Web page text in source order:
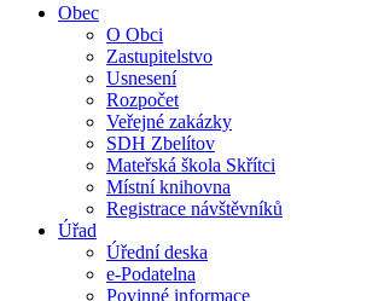
Obec
O Obci
Zastupitelstvo
Usnesení
Rozpočet
Veřejné zakázky
SDH Zbelítov
Mateřská škola Skřítci
Místní knihovna
Registrace návštěvníků
Úřad
Úřední deska
e-Podatelna
Povinné informace